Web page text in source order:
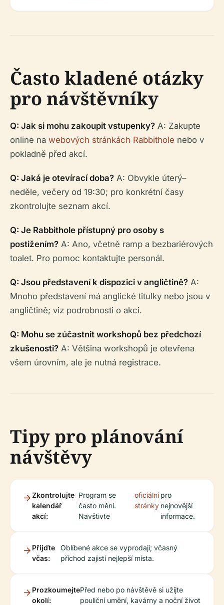
Často kladené otázky
pro návštěvníky
Q: Jak si mohu zakoupit vstupenky? A: Zakupte
online na webových stránkách Rabbithole nebo v
pokladně před akcí.
Q: Jaká je otevírací doba? A: Obvykle úterý–
neděle, večery od 19:30; pro konkrétní časy
zkontrolujte seznam akcí.
Q: Je Rabbithole přístupný pro osoby s
postižením? A: Ano, včetně ramp a bezbariérových
toalet. Pro pomoc kontaktujte personál.
Q: Jsou představení k dispozici v angličtině? A:
Mnoho představení má anglické titulky nebo jsou v
angličtině; viz podrobnosti o akci.
Q: Mohu se zúčastnit workshopů bez předchozí
zkušenosti? A: Většina workshopů je otevřena
všem úrovním, ale je nutná registrace.
Tipy pro plánování
návštěvy
Zkontrolujte
kalendář
akcí:
Program se
často mění.
Navštivte
oficiální
stránky
pro
nejnovější
informace.
Přijďte
včas:
Oblíbené akce se vyprodají; včasný
příchod zajistí nejlepší místa.
Prozkoumejte
okolí:
Před nebo po návštěvě si užijte
pouliční umění, kavárny a noční život